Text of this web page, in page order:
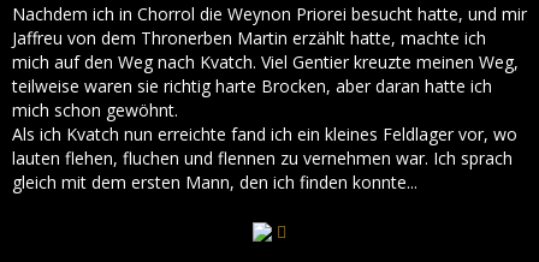
Nachdem ich in Chorrol die Weynon Priorei besucht hatte, und mir
Jaffreu von dem Thronerben Martin erzählt hatte, machte ich
mich auf den Weg nach Kvatch. Viel Gentier kreuzte meinen Weg,
teilweise waren sie richtig harte Brocken, aber daran hatte ich
mich schon gewöhnt.
Als ich Kvatch nun erreichte fand ich ein kleines Feldlager vor, wo
lauten flehen, fluchen und flennen zu vernehmen war. Ich sprach
gleich mit dem ersten Mann, den ich finden konnte...